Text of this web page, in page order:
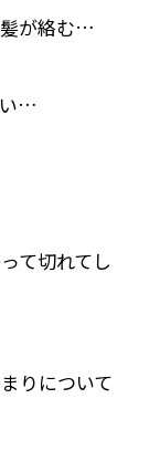
が絡む…
い…
て切れてし
りについて